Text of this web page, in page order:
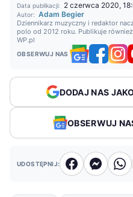
Data publikacji: 2 czerwca 2020,
Autor: Adam Begier
Dziennikarz muzyczny i redaktor
polo od 2012 roku. Publikuje
WP.pl
OBSERWUJ NAS
DODAJ NAS
OBSERWUJ
UDOSTĘPNIJ: